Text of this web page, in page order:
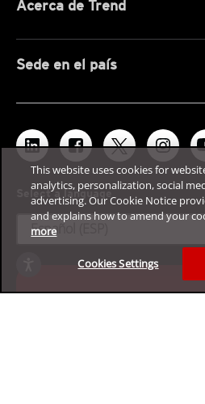
Acerca de Trend
Sede en el país
Select a language
Español (ESP)
Pruebe nuestra
This website uses cookies for
analytics, personalization, social
advertising. Our Cookie Notice
and explains how to amend your
more
Cookies Settings